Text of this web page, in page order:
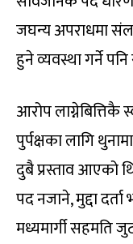
जघन्य अपराधमा
हुने व्यवस्था गर्ने
आरोप लाग्नेबित्तिकै
पुर्पक्षका लागि
दुबै प्रस्ताव आएको
पद नजाने, मुद्दा
मध्यमार्गी सहमति